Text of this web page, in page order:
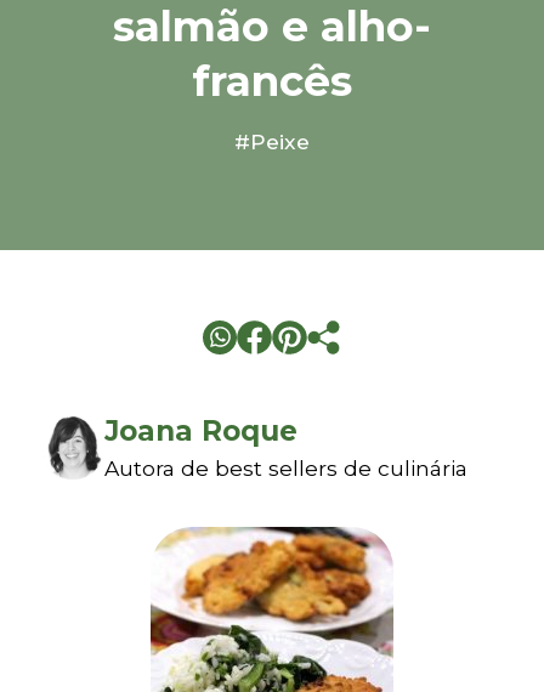
salmão e alho-
francês
#Peixe
Joana Roque
Autora de best sellers de culinária